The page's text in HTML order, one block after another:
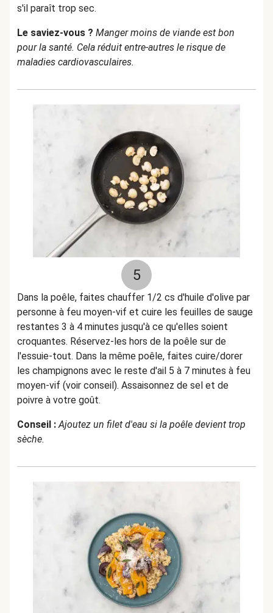
s'il paraît trop sec.
Le saviez-vous ? Manger moins de viande est bon
pour la santé. Cela réduit entre-autres le risque de
maladies cardiovasculaires.
5
Dans la poêle, faites chauffer 1/2 cs d'huile d'olive par
personne à feu moyen-vif et cuire les feuilles de sauge
restantes 3 à 4 minutes jusqu'à ce qu'elles soient
croquantes. Réservez-les hors de la poêle sur de
l'essuie-tout. Dans la même poêle, faites cuire/dorer
les champignons avec le reste d'ail 5 à 7 minutes à feu
moyen-vif (voir conseil). Assaisonnez de sel et de
poivre à votre goût.
Conseil : Ajoutez un filet d'eau si la poêle devient trop
sèche.